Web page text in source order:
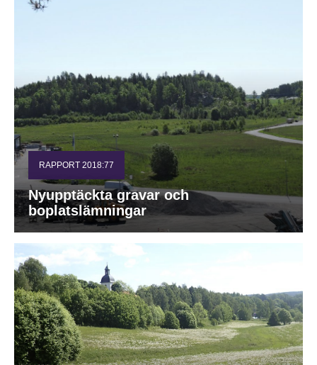
RAPPORT 2018:77
Nyupptäckta gravar och
boplatslämningar